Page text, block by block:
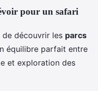
pour un safari
de découvrir les parcs
équilibre parfait entre
et exploration des